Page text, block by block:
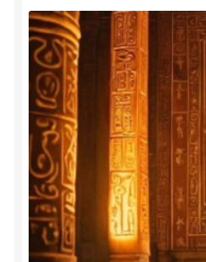
Blogs
Contact
Herinner wie je werkelijk
Magische helende verhalen
Mijn account